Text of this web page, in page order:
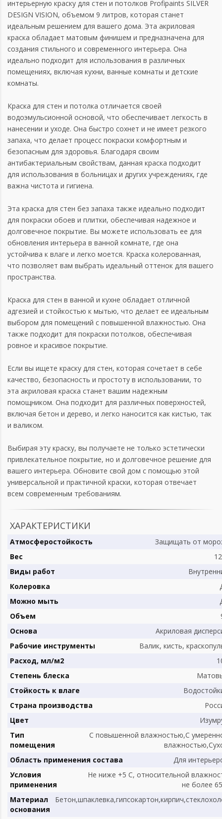
интерьерную краску для стен и потолков Profipaints SILVER
DESIGN VISION, объемом 9 литров, которая станет
идеальным решением для вашего дома. Эта акриловая
краска обладает матовым финишем и предназначена для
создания стильного и современного интерьера. Она
идеально подходит для использования в различных
помещениях, включая кухни, ванные комнаты и детские
комнаты.
Краска для стен и потолка отличается своей
водоэмульсионной основой, что обеспечивает легкость в
нанесении и уходе. Она быстро сохнет и не имеет резкого
запаха, что делает процесс покраски комфортным и
безопасным для здоровья. Благодаря своим
антибактериальным свойствам, данная краска подходит
для использования в больницах и других учреждениях, где
важна чистота и гигиена.
Эта краска для стен без запаха также идеально подходит
для покраски обоев и плитки, обеспечивая надежное и
долговечное покрытие. Вы можете использовать ее для
обновления интерьера в ванной комнате, где она
устойчива к влаге и легко моется. Краска колерованная,
что позволяет вам выбрать идеальный оттенок для вашего
пространства.
Краска для стен в ванной и кухне обладает отличной
адгезией и стойкостью к мытью, что делает ее идеальным
выбором для помещений с повышенной влажностью. Она
также подходит для покраски потолков, обеспечивая
ровное и красивое покрытие.
Если вы ищете краску для стен, которая сочетает в себе
качество, безопасность и простоту в использовании, то
эта акриловая краска станет вашим надежным
помощником. Она подходит для различных поверхностей,
включая бетон и дерево, и легко наносится как кистью, так
и валиком.
Выбирая эту краску, вы получаете не только эстетически
привлекательное покрытие, но и долговечное решение для
вашего интерьера. Обновите свой дом с помощью этой
универсальной и практичной краски, которая отвечает
всем современным требованиям.
ХАРАКТЕРИСТИКИ
Атмосферостойкость
Защищать от
Вес
Виды работ
Колеровка
Можно мыть
Объем
Основа
Акриловая
Рабочие инструменты
Валик, кисть,
Расход, мл/м2
Степень блеска
Стойкость к влаге
Страна производства
Цвет
Тип
помещения
С повышенной влажностью,С
Область применения состава
Для
Условия
применения
Не ниже +5 С, относительной
не более
Материал
основания